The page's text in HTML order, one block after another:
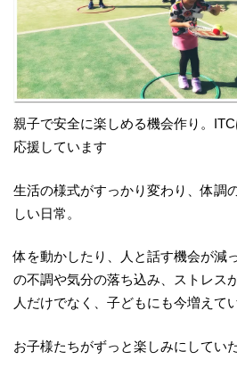
親子で安全に楽しめる機会作り。
応援しています
生活の様式がすっかり変わり、体調
しい日常。
体を動かしたり、人と話す機会が減
の不調や気分の落ち込み、ストレス
人だけでなく、子どもにも今増えて
お子様たちがずっと楽しみにしてい